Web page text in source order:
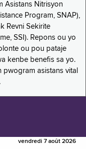
Asistans Nitrisyon
Program, SNAP),
Revni Sekirite
SSI). Repons ou yo
ou pou pataje
kenbe benefis sa yo.
asistans vital
vendredi 7 août 2026